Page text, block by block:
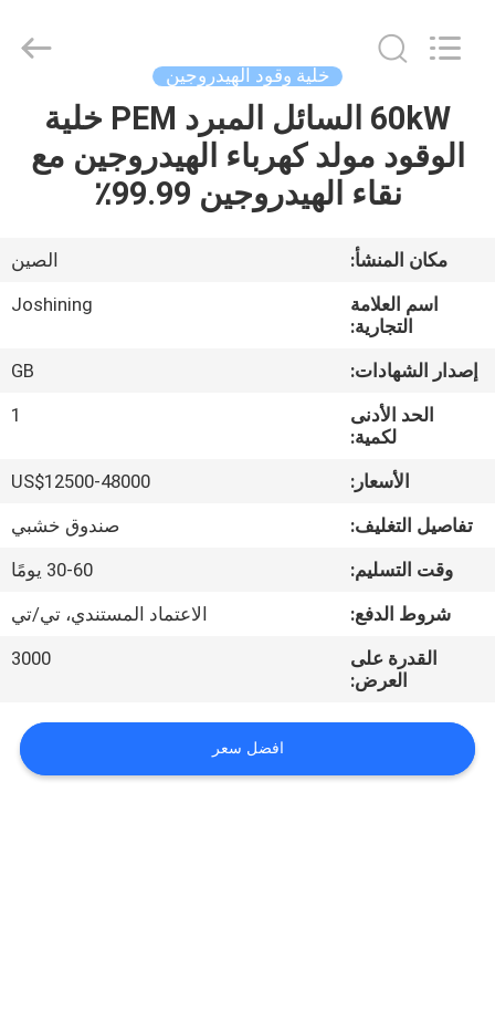
بيت
منتجات
معلومات
جولة
المصنع
مراقبة
الجودة
اتصل
القضايا
Technology
Co.,Ltd.
Reserved.
خلية وقود الهيدروجين
60kW السائل المبرد PEM خلية
الوقود مولد كهرباء الهيدروجين مع
نقاء الهيدروجين 99.99٪
مكان المنشأ:
الصين
اسم العلامة
التجارية:
Joshining
إصدار الشهادات:
GB
الحد الأدنى
لكمية:
1
الأسعار:
US$12500-48000
تفاصيل التغليف:
صندوق خشبي
وقت التسليم:
30-60 يومًا
شروط الدفع:
الاعتماد المستندي، تي/تي
القدرة على
العرض:
3000
افضل سعر